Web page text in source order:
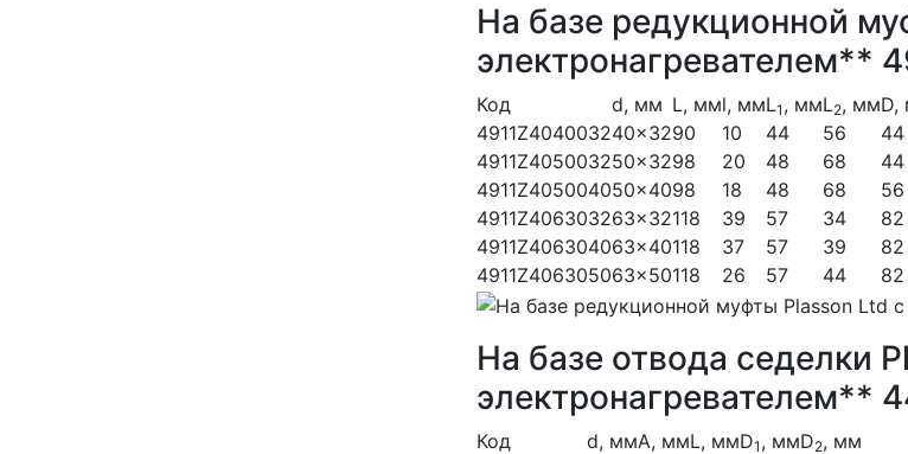
На базе редукционной
электронагревателем**
Код d, мм L, ммl, ммL1 , ммL2, ммD,
4911Z4040032
4911Z4050032
4911Z4050040
4911Z4063032
4911Z4063040
4911Z4063050
40x32
50x32
50x40
63x32
63x40
63x50
90
98
98
118
118
118
10
20
18
39
37
26
44
48
48
57
57
57
56
68
68
34
39
44
44
44
56
82
82
82
На базе отвода седелки
электронагревателем**
Код d, ммA, ммL, ммD1 , ммD2, мм